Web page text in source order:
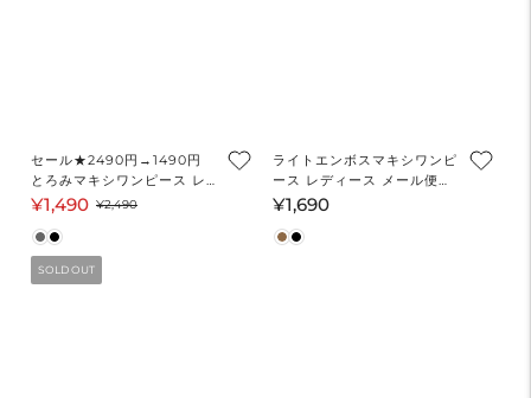
セール★2490円→1490円
とろみマキシワンピース レ
ディース メール便不可
¥1,490 セ
ル
価
通
価
格
¥2,490
SOLD OUT
ライトエンボスマキシワンピ
ース レディース メール便不
可
通
常
¥1,690